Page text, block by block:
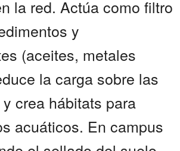
la red. Actúa como filtro
y
(aceites, metales
la carga sobre las
crea hábitats para
acuáticos. En campus